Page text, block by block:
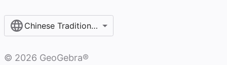
Chinese Traditional / 繁體中文
© 2026 GeoGebra®